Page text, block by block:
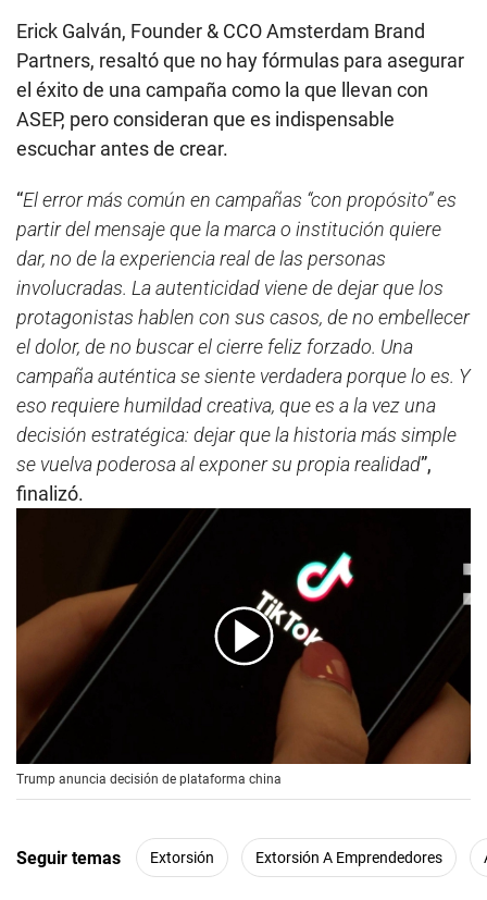
Erick Galván, Founder & CCO Amsterdam Brand
Partners, resaltó que no hay fórmulas para asegurar
el éxito de una campaña como la que llevan con
ASEP, pero consideran que es indispensable
escuchar antes de crear.
“El error más común en campañas “con propósito” es
partir del mensaje que la marca o institución quiere
dar, no de la experiencia real de las personas
involucradas. La autenticidad viene de dejar que los
protagonistas hablen con sus casos, de no embellecer
el dolor, de no buscar el cierre feliz forzado. Una
campaña auténtica se siente verdadera porque lo es. Y
eso requiere humildad creativa, que es a la vez una
decisión estratégica: dejar que la historia más simple
se vuelva poderosa al exponer su propia realidad”,
finalizó.
Trump anuncia decisión de plataforma china
Seguir temas Extorsión Extorsión A Emprendedores